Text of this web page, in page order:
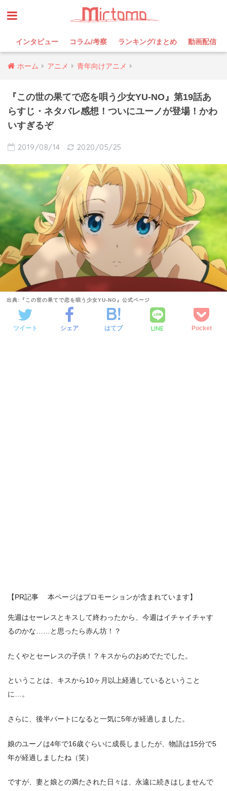
インタビュー コラム/考察 ランキング/まとめ 動画配信
ホーム アニメ 青年向けアニメ
『この世の果てで恋を唄う少女YU-NO』第19話あ
らすじ・ネタバレ感想！ついにユーノが登場！かわ
いすぎるぞ
2019/08/14 2020/05/25
出典:『この世の果てで恋を唄う少女YU-NO』公式ページ
ツイート シェア はてブ LINE Pocket
【PR記事 本ページはプロモーションが含まれています】
先週はセーレスとキスして終わったから、今週はイチャイチャす
るのかな……と思ったら赤ん坊！？
たくやとセーレスの子供！？キスからのおめでたでした。
ということは、キスから10ヶ月以上経過しているということ
に…。
さらに、後半パートになると一気に5年が経過しました。
娘のユーノは4年で16歳ぐらいに成長しましたが、物語は15分で5
年が経過しましたね（笑）
ですが、妻と娘との満たされた日々は、永遠に続きはしませんで